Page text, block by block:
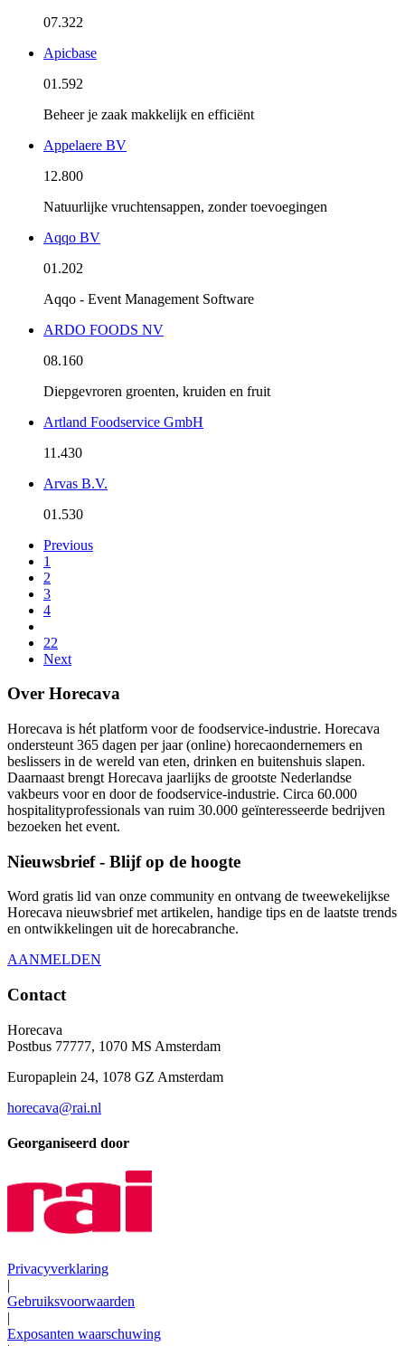
07.322
Apicbase
01.592
Beheer je zaak makkelijk en efficiënt
Appelaere BV
12.800
Natuurlijke vruchtensappen, zonder toevoegingen
Aqqo BV
01.202
Aqqo - Event Management Software
ARDO FOODS NV
08.160
Diepgevroren groenten, kruiden en fruit
Artland Foodservice GmbH
11.430
Arvas B.V.
01.530
Previous
1
2
3
4
22
Next
Over Horecava
Horecava is hét platform voor de foodservice-industrie. Horecava
ondersteunt 365 dagen per jaar (online) horecaondernemers en
beslissers in de wereld van eten, drinken en buitenshuis slapen.
Daarnaast brengt Horecava jaarlijks de grootste Nederlandse
vakbeurs voor en door de foodservice-industrie. Circa 60.000
hospitalityprofessionals van ruim 30.000 geïnteresseerde bedrijven
bezoeken het event.
Nieuwsbrief - Blijf op de hoogte
Word gratis lid van onze community en ontvang de tweewekelijkse
Horecava nieuwsbrief met artikelen, handige tips en de laatste trends
en ontwikkelingen uit de horecabranche.
AANMELDEN
Contact
Horecava
Postbus 77777, 1070 MS Amsterdam
Europaplein 24, 1078 GZ Amsterdam
horecava@rai.nl
Georganiseerd door
Privacyverklaring
|
Gebruiksvoorwaarden
|
Exposanten waarschuwing